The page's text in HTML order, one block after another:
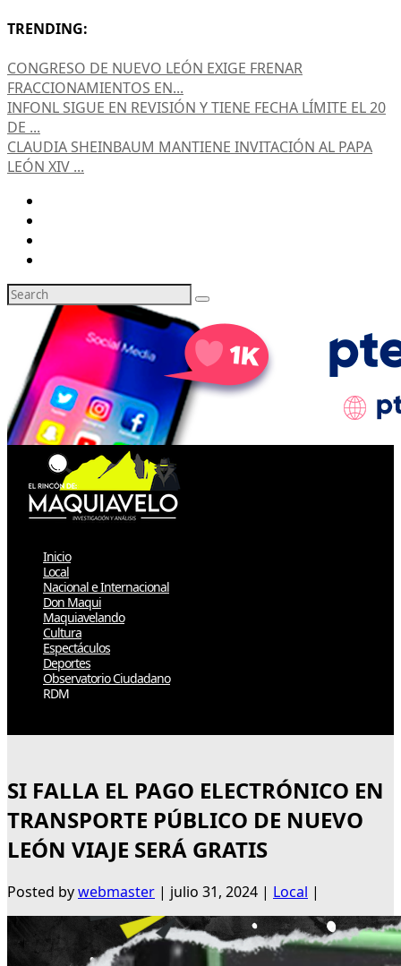
TRENDING:
CONGRESO DE NUEVO LEÓN EXIGE FRENAR
FRACCIONAMIENTOS EN...
INFONL SIGUE EN REVISIÓN Y TIENE FECHA LÍMITE EL 20
DE ...
CLAUDIA SHEINBAUM MANTIENE INVITACIÓN AL PAPA
LEÓN XIV ...
Inicio
Local
Nacional e Internacional
Don Maqui
Maquiavelando
Cultura
Espectáculos
Deportes
Observatorio Ciudadano
RDM
SI FALLA EL PAGO ELECTRÓNICO EN
TRANSPORTE PÚBLICO DE NUEVO
LEÓN VIAJE SERÁ GRATIS
Posted bywebmaster | julio 31, 2024 | Local |